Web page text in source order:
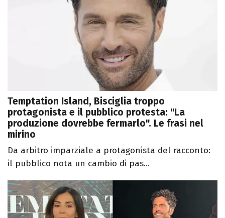
Temptation Island, Bisciglia troppo
protagonista e il pubblico protesta: "La
produzione dovrebbe fermarlo". Le frasi nel
mirino
Da arbitro imparziale a protagonista del racconto:
il pubblico nota un cambio di pas...